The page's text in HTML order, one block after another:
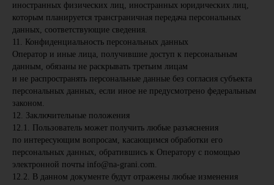
иностранных физических лиц, иностранных юридических лиц,
которым планируется трансграничная передача персональных
данных, соответствующие сведения.
11. Конфиденциальность персональных данных
Оператор и иные лица, получившие доступ к персональным
данным, обязаны не раскрывать третьим лицам
и не распространять персональные данные без согласия субъекта
персональных данных, если иное не предусмотрено федеральным
законом.
12. Заключительные положения
12.1. Пользователь может получить любые разъяснения
по интересующим вопросам, касающимся обработки его
персональных данных, обратившись к Оператору с помощью
электронной почты info@na-grani.com.
12.2. В данном документе будут отражены любые изменения